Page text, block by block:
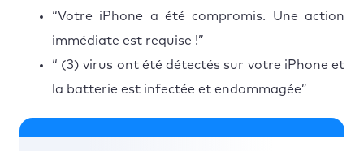
“Votre iPhone a été compromis. Une action
immédiate est requise !”
“ (3) virus ont été détectés sur votre iPhone et
la batterie est infectée et endommagée”